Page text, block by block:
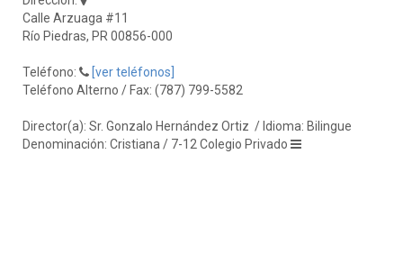
Calle Arzuaga #11
Río Piedras, PR 00856-000
Teléfono:
[ver teléfonos]
Teléfono Alterno / Fax: (787) 799-5582
Director(a): Sr. Gonzalo Hernández Ortiz / Idioma: Bilingue
Denominación: Cristiana / 7-12 Colegio Privado